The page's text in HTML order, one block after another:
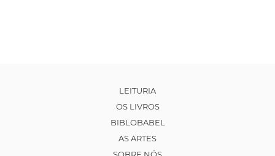
LEITURIA
OS LIVROS
BIBLOBABEL
AS ARTES
SOBRE NÓS